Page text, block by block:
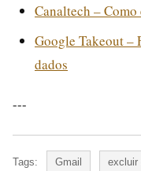
Canaltech –
Google Takeout –
dados
---
Tags: Gmail excluir